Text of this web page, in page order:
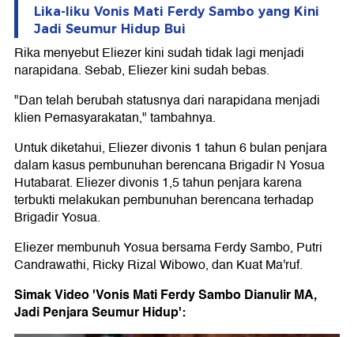
Lika-liku Vonis Mati Ferdy Sambo yang Kini
Jadi Seumur Hidup Bui
Rika menyebut Eliezer kini sudah tidak lagi menjadi
narapidana. Sebab, Eliezer kini sudah bebas.
"Dan telah berubah statusnya dari narapidana menjadi
klien Pemasyarakatan," tambahnya.
Untuk diketahui, Eliezer divonis 1 tahun 6 bulan penjara
dalam kasus pembunuhan berencana Brigadir N Yosua
Hutabarat. Eliezer divonis 1,5 tahun penjara karena
terbukti melakukan pembunuhan berencana terhadap
Brigadir Yosua.
Eliezer membunuh Yosua bersama Ferdy Sambo, Putri
Candrawathi, Ricky Rizal Wibowo, dan Kuat Ma'ruf.
Simak Video 'Vonis Mati Ferdy Sambo Dianulir MA,
Jadi Penjara Seumur Hidup':